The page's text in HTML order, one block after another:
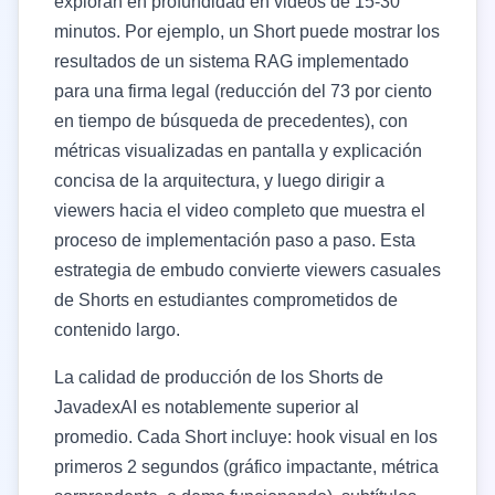
minutos. Por ejemplo, un Short puede mostrar los
resultados de un sistema RAG implementado
para una firma legal (reducción del 73 por ciento
en tiempo de búsqueda de precedentes), con
métricas visualizadas en pantalla y explicación
concisa de la arquitectura, y luego dirigir a
viewers hacia el video completo que muestra el
proceso de implementación paso a paso. Esta
estrategia de embudo convierte viewers casuales
de Shorts en estudiantes comprometidos de
contenido largo.
La calidad de producción de los Shorts de
JavadexAI es notablemente superior al
promedio. Cada Short incluye: hook visual en los
primeros 2 segundos (gráfico impactante, métrica